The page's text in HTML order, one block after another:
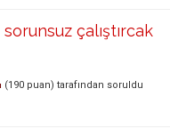
çalıştırcak
(190 puan) tarafından soruldu